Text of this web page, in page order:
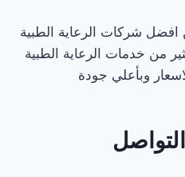
افضل شركات الرعاية الطبية
من خدمات الرعاية الطبية
وبأعلي جودة